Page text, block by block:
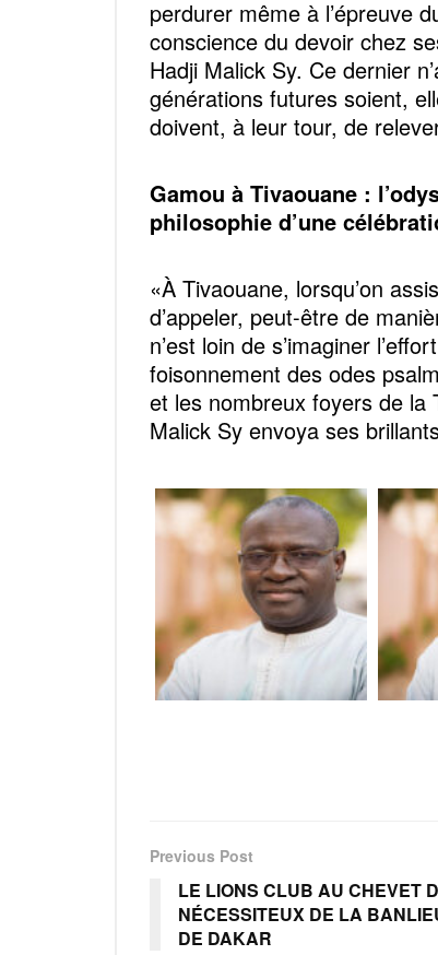
perdurer même à l’épreuve
conscience du devoir chez
Hadji Malick Sy. Ce dernier
générations futures soient,
doivent, à leur tour, de
Gamou à Tivaouane :
philosophie d’une
«À Tivaouane, lorsqu’on
d’appeler, peut-être de
n’est loin de s’imaginer
foisonnement des odes
et les nombreux foyers de la
Malick Sy envoya ses
Previous Post
LE LIONS CLUB AU CHEVET
NÉCESSITEUX DE LA
DE DAKAR